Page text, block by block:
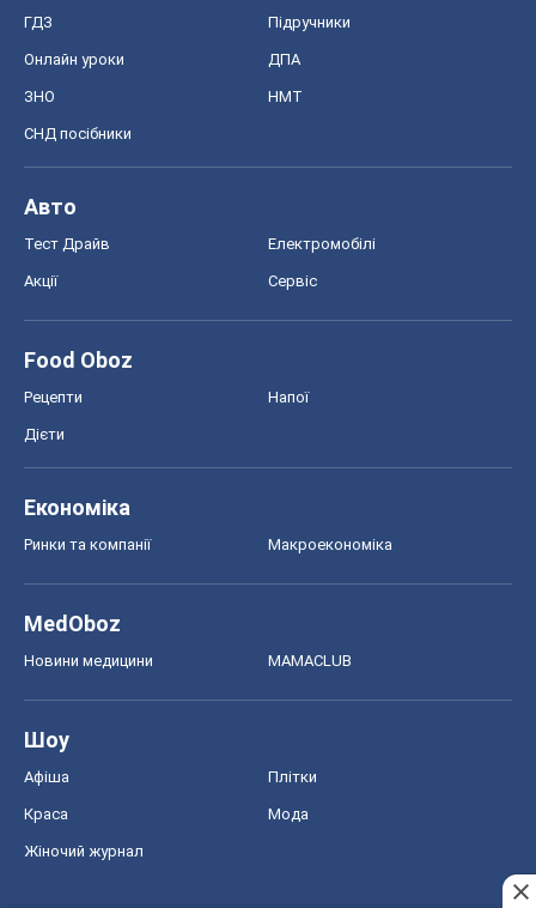
ГДЗ Підручники
Онлайн уроки ДПА
ЗНО НМТ
СНД посібники
Авто
Тест Драйв Електромобілі
Акції Сервіс
Food Oboz
Рецепти Напої
Дієти
Економіка
Ринки та компанії Макроекономіка
MedOboz
Новини медицини MAMACLUB
Шоу
Афіша Плітки
Краса Мода
Жіночий журнал